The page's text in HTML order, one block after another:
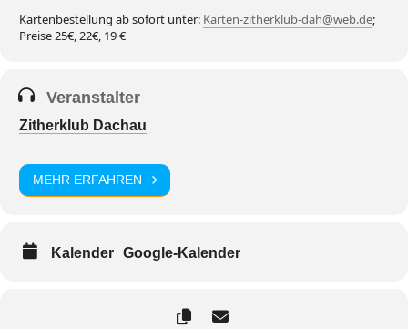
Kartenbestellung ab sofort unter: Karten-zitherklub-dah@web.de;
Preise 25€, 22€, 19 €
Veranstalter
Zitherklub Dachau
MEHR ERFAHREN
Kalender Google-Kalender